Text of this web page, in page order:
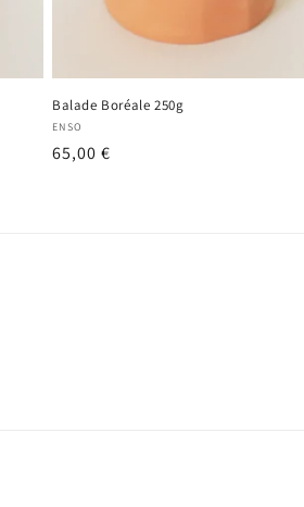
Balade Boréale 250g
Fournisseur :
ENSO
Prix
65,00 €